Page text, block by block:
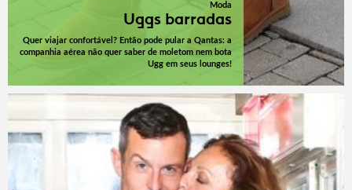
Moda
Uggs barradas
Quer viajar confortável? Então pode pular a Qantas: a
companhia aérea não quer saber de moletom nem bota
Ugg em seus lounges!